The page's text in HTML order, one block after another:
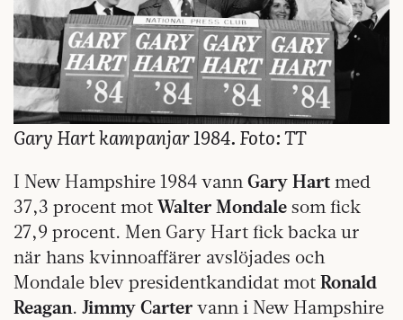
Gary Hart kampanjar 1984. Foto: TT
I New Hampshire 1984 vannGary Hart med
37,3 procent mot Walter Mondale som fick
27,9 procent. Men Gary Hart fick backa ur
när hans kvinnoaffärer avslöjades och
Mondale blev presidentkandidat mot Ronald
Reagan. Jimmy Carter vann i New Hampshire